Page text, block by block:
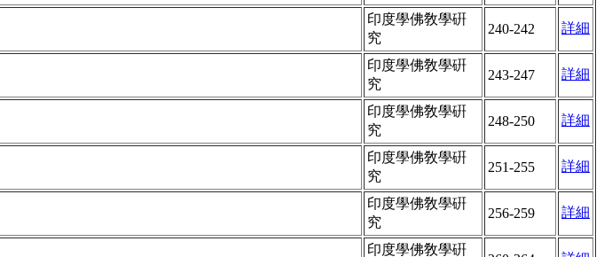
印度學佛敎學硏
究
240-242 詳細
印度學佛敎學硏
究
243-247 詳細
印度學佛敎學硏
究
248-250 詳細
印度學佛敎學硏
究
251-255 詳細
印度學佛敎學硏
究
256-259 詳細
印度學佛敎學硏